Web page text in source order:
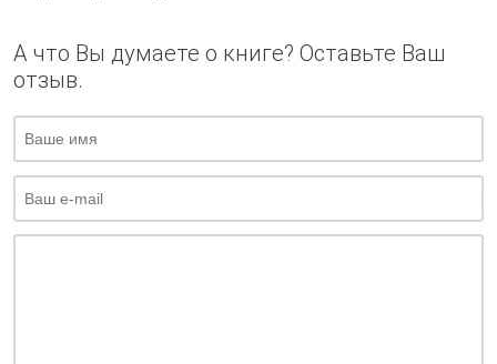
А что Вы думаете о книге? Оставьте Ваш
отзыв.